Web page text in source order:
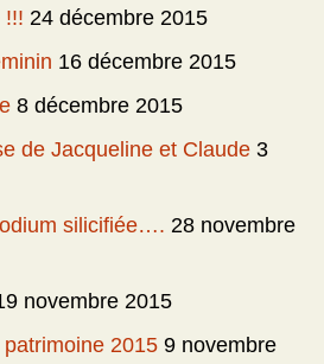
!!! 24 décembre 2015
16 décembre 2015
8 décembre 2015
de Jacqueline et Claude 3
silicifiée…. 28 novembre
novembre 2015
2015 9 novembre